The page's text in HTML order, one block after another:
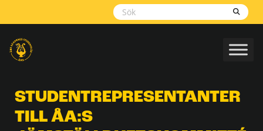
STUDENTREPRESENTANTER
TILL ÅA:S